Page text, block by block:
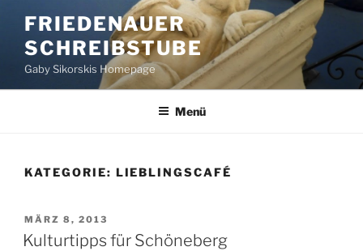
Inhalt
springen
FRIEDENAUER
SCHREIBSTUBE
Gaby Sikorskis Homepage
Menü
KATEGORIE: LIEBLINGSCAFÉ
VERÖFFENTLICHT
AM
MÄRZ 8, 2013
Kulturtipps für Schöneberg